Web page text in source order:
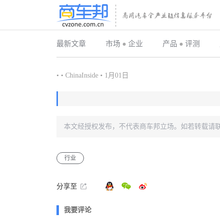
最新文章 市场 企业 产品 评测
• • ChinaInside • 1月01日
本文经授权发布，不代表商车邦立场。如若转载请
行业
分享至
我要评论